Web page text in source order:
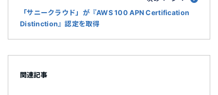
「サニークラウド」が『AWS 100 APN Certification
Distinction』認定を取得
関連記事